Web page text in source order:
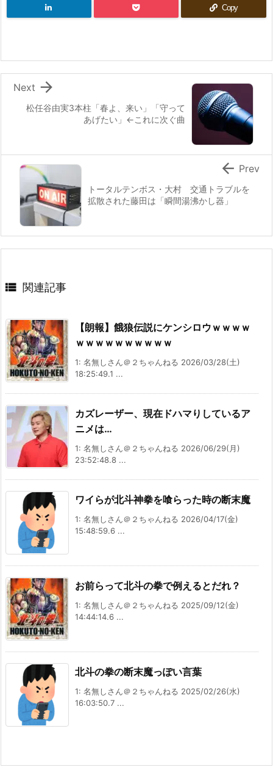
Copy
松任谷由実3本柱「春よ、来い」「守って
あげたい」←これに次ぐ曲

Next
トータルテンボス・大村 交通トラブルを
拡散された藤田は「瞬間湯沸かし器」
 Prev
 関連記事
【朗報】餓狼伝説にケンシロウｗｗｗｗ
ｗｗｗｗｗｗｗｗｗｗ
1: 名無しさん＠２ちゃんねる 2026/03/28(土)
18:25:49.1 ...
カズレーザー、現在ドハマりしているア
ニメは…
1: 名無しさん＠２ちゃんねる 2026/06/29(月)
23:52:48.8 ...
ワイらが北斗神拳を喰らった時の断末魔
1: 名無しさん＠２ちゃんねる 2026/04/17(金)
15:48:59.6 ...
お前らって北斗の拳で例えるとだれ？
1: 名無しさん＠２ちゃんねる 2025/09/12(金)
14:44:14.6 ...
北斗の拳の断末魔っぽい言葉
1: 名無しさん＠２ちゃんねる 2025/02/26(水)
16:03:50.7 ...